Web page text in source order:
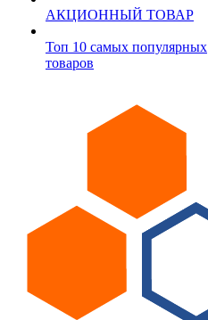
АКЦИОННЫЙ ТОВАР
Топ 10 самых популярных
товаров